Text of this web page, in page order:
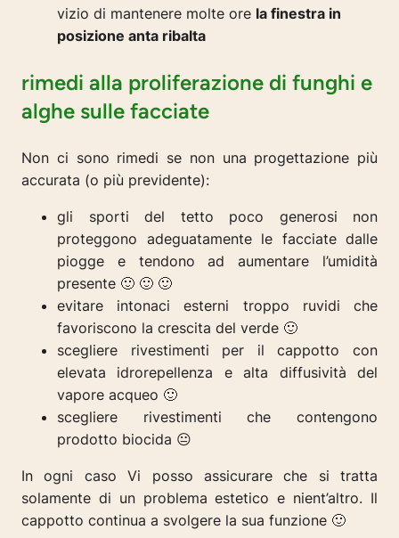
vizio di mantenere molte ore la finestra in
posizione anta ribalta
rimedi alla proliferazione di funghi e
alghe sulle facciate
Non ci sono rimedi se non una progettazione più
accurata (o più previdente):
gli sporti del tetto poco generosi non
proteggono adeguatamente le facciate dalle
piogge e tendono ad aumentare l’umidità
presente 🙂 🙂 🙂
evitare intonaci esterni troppo ruvidi che
favoriscono la crescita del verde 🙂
scegliere rivestimenti per il cappotto con
elevata idrorepellenza e alta diffusività del
vapore acqueo 🙂
scegliere rivestimenti che contengono
prodotto biocida 😐
In ogni caso Vi posso assicurare che si tratta
solamente di un problema estetico e nient’altro. Il
cappotto continua a svolgere la sua funzione 🙂